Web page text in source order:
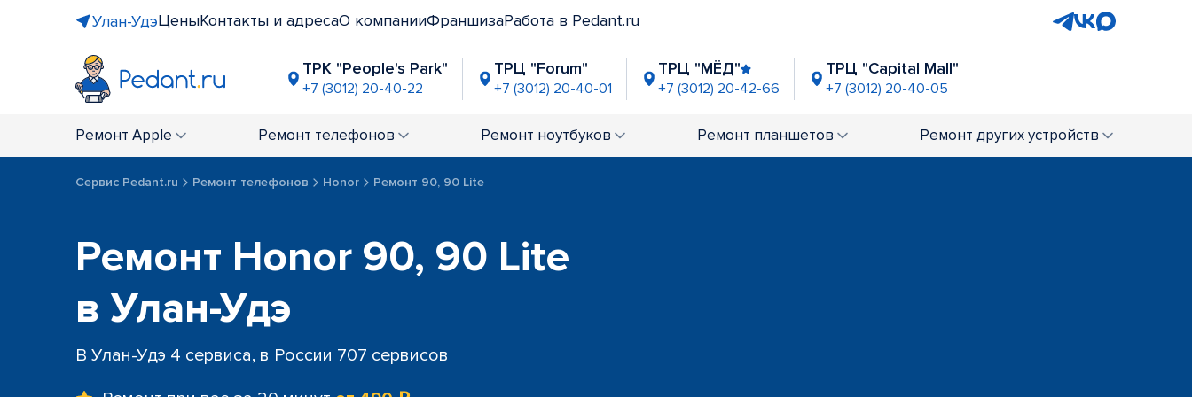
Улан-УдэЦеныКонтакты и адресаО компанииФраншизаРабота в Pedant.ru
ТРК "People's Park"
+7 (3012) 20-40-22
ТРЦ "Forum"
+7 (3012) 20-40-01
ТРЦ "МЁД"
+7 (3012) 20-42-66
ТРЦ "Capital Mall"
+7 (3012) 20-40-05
Ремонт Apple Ремонт телефонов Ремонт ноутбуков Ремонт планшетов Ремонт других устройств
Сервис Pedant.ru Ремонт телефонов Honor Ремонт 90, 90 Lite
Ремонт Honor 90, 90 Lite
в Улан-Удэ
В Улан-Удэ 4 сервиса, в России 707 сервисов